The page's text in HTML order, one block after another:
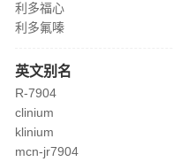
利多福心
利多氟嗪
英文别名
R-7904
clinium
klinium
mcn-jr7904